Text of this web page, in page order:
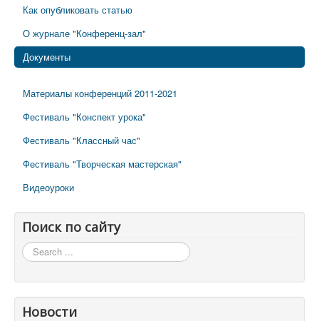
Как опубликовать статью
О журнале "Конференц-зал"
Документы
Материалы конференций 2011-2021
Фестиваль "Конспект урока"
Фестиваль "Классный час"
Фестиваль "Творческая мастерская"
Видеоуроки
Поиск по сайту
Поиск
по
Новости